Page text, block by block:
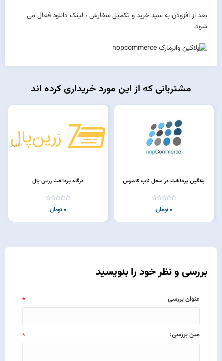
بعد از افزودن به سبد خرید و تکمیل سفارش ، لینک دانلود فعال می
شود.
مشتریانی که از این مورد خریداری کرده اند
پلاگین پرداخت در محل ناپ کامرس
0 تومان
درگاه پرداخت زرین پال
0 تومان
بررسی و نظر خود را بنویسید
عنوان بررسی: *
متن بررسی: *